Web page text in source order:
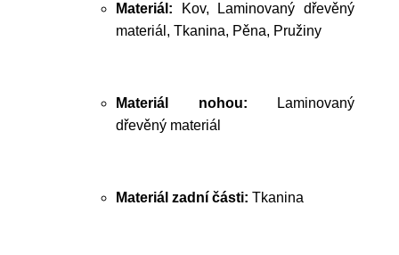
Materiál: Kov, Laminovaný dřevěný
materiál, Tkanina, Pěna, Pružiny
Materiál nohou: Laminovaný
dřevěný materiál
Materiál zadní části: Tkanina